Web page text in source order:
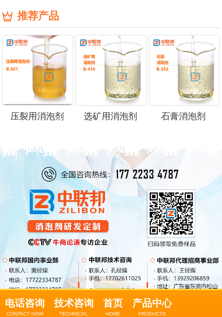
推荐产品
压裂用消泡剂 选矿用消泡剂 石膏消泡剂
电话咨询
CONTACT NOW
技术咨询
TECHNICAL
首页
HOME
产品中心
PRODUCTS